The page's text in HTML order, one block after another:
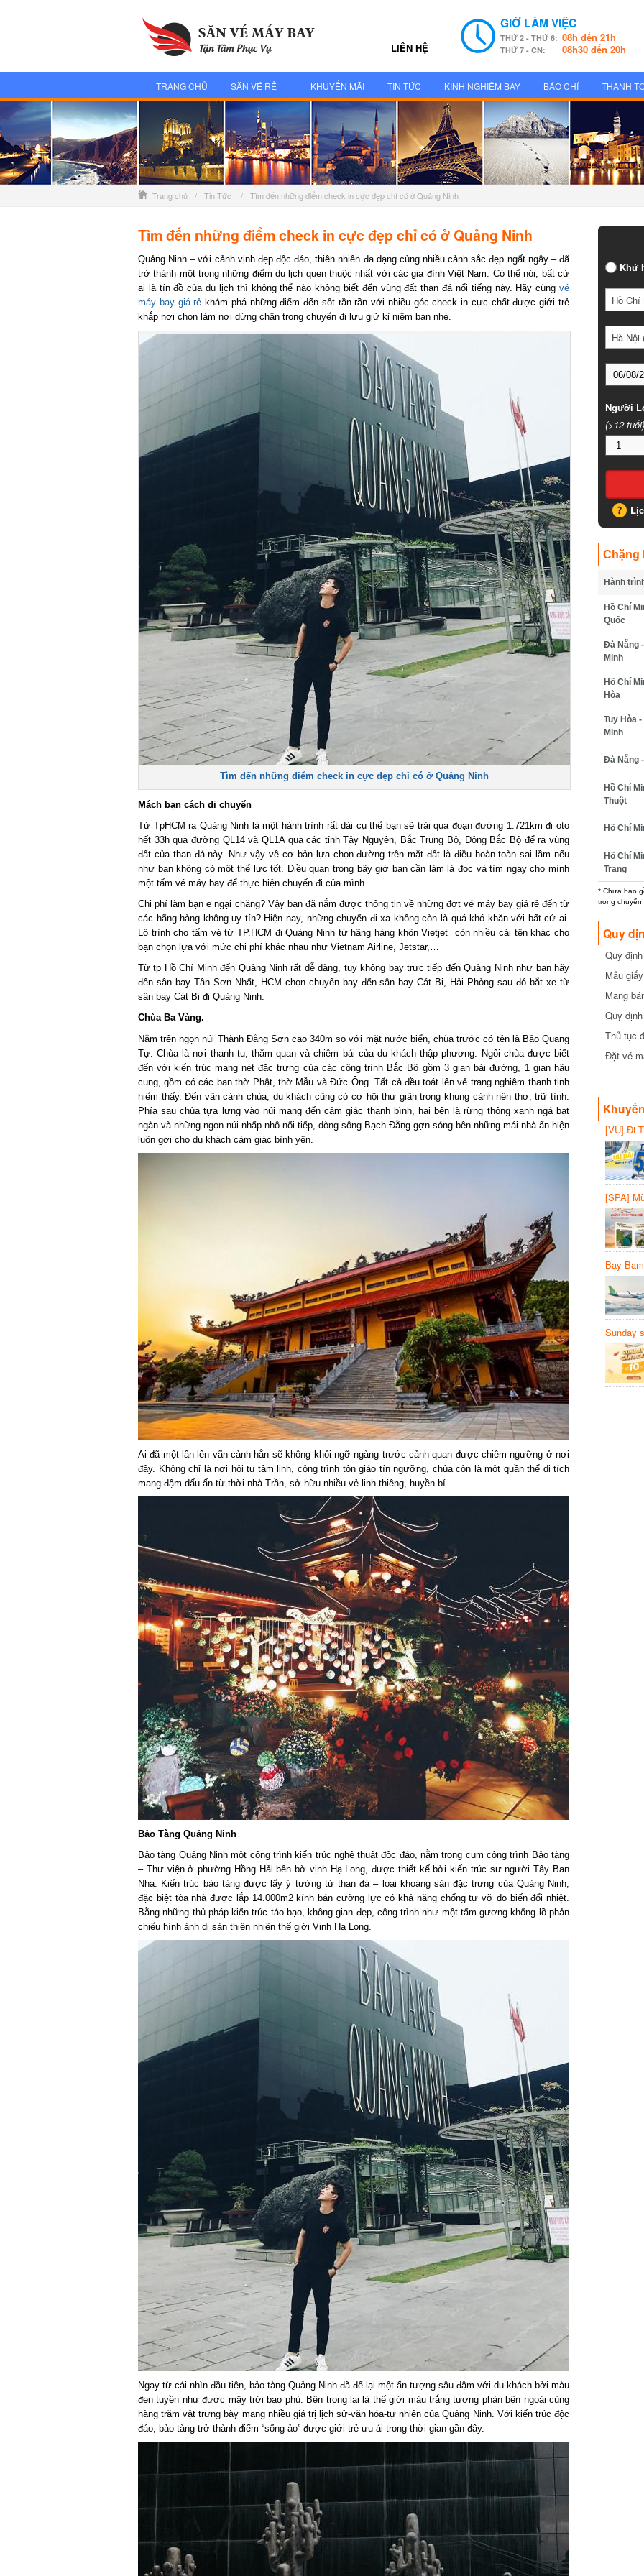
LIÊN HỆ
GIỜ LÀM VIỆC
THỨ 2 - THỨ 6:08h đến 21h
THỨ 7 - CN: 08h30 đến 20h
TRANG CHỦ SĂN VÉ RẺ KHUYẾN MÃI TIN TỨC KINH NGHIỆM BAY BÁO CHÍ THANH
Trang chủ / Tin Tức / Tìm đến những điểm check in cực đẹp chỉ có ở Quảng Ninh
Tìm đến những điểm check in cực đẹp chỉ có ở Quảng Ninh
Quảng Ninh – với cảnh vịnh đẹp độc đáo, thiên nhiên đa dạng cùng nhiều cảnh sắc đẹp ngất ngây – đã
trở thành một trong những điểm du lịch quen thuộc nhất với các gia đình Việt Nam. Có thể nói, bất cứ
ai là tín đồ của du lịch thì không thể nào không biết đến vùng đất than đá nổi tiếng này. Hãy cùngvé
máy bay giá rẻkhám phá những điểm đến sốt rần rần với nhiều góc check in cực chất được giới trẻ
khắp nơi chọn làm nơi dừng chân trong chuyến đi lưu giữ kỉ niệm bạn nhé.
Tìm đến những điểm check in cực đẹp chỉ có ở Quảng Ninh
Mách bạn cách di chuyển
Từ TpHCM ra Quảng Ninh là một hành trình rất dài cụ thể bạn sẽ trải qua đoạn đường 1.721km đi oto
hết 33h qua đường QL14 và QL1A qua các tỉnh Tây Nguyên, Bắc Trung Bộ, Đông Bắc Bộ để ra vùng
đất của than đá này. Như vậy về cơ bản lựa chọn đường trên mặt đất là điều hoàn toàn sai lầm nếu
như bạn không có một thể lực tốt. Điều quan trọng bây giờ bạn cần làm là đọc và tìm ngay cho mình
một tấm vé máy bay để thực hiện chuyến đi của mình.
Chi phí làm bạn e ngại chăng? Vậy bạn đã nắm được thông tin về những đợt vé máy bay giá rẻ đến từ
các hãng hàng không uy tín? Hiện nay, những chuyến đi xa không còn là quá khó khăn với bất cứ ai.
Lộ trình cho tấm vé từ TP.HCM đi Quảng Ninh từ hãng hàng khôn Vietjet còn nhiều cái tên khác cho
bạn chọn lựa với mức chi phí khác nhau như Vietnam Airline, Jetstar,…
Từ tp Hồ Chí Minh đến Quảng Ninh rất dễ dàng, tuy không bay trực tiếp đến Quảng Ninh như bạn hãy
đến sân bay Tân Sơn Nhất, HCM chọn chuyến bay đến sân bay Cát Bi, Hải Phòng sau đó bắt xe từ
sân bay Cát Bi đi Quảng Ninh.
Chùa Ba Vàng.
Nằm trên ngọn núi Thành Đằng Sơn cao 340m so với mặt nước biển, chùa trước có tên là Bảo Quang
Tự. Chùa là nơi thanh tu, thăm quan và chiêm bái của du khách thập phương. Ngôi chùa được biết
đến với kiến trúc mang nét đặc trưng của các công trình Bắc Bộ gồm 3 gian bái đường, 1 gian hậu
cung, gồm có các ban thờ Phật, thờ Mẫu và Đức Ông. Tất cả đều toát lên vẻ trang nghiêm thanh tịnh
hiếm thấy. Đến vãn cảnh chùa, du khách cũng có cơ hội thư giãn trong khung cảnh nên thơ, trữ tình.
Phía sau chùa tựa lưng vào núi mang đến cảm giác thanh bình, hai bên là rừng thông xanh ngá bạt
ngàn và những ngọn núi nhấp nhô nối tiếp, dòng sông Bạch Đằng gợn sóng bên những mái nhà ẩn hiện
luôn gợi cho du khách cảm giác bình yên.
Ai đã một lần lên vãn cảnh hẳn sẽ không khỏi ngỡ ngàng trước cảnh quan được chiêm ngưỡng ở nơi
đây. Không chỉ là nơi hội tụ tâm linh, công trình tôn giáo tín ngưỡng, chùa còn là một quần thể di tích
mang đậm dấu ấn từ thời nhà Trần, sở hữu nhiều vẻ linh thiêng, huyền bí.
Bảo Tàng Quảng Ninh
Bảo tàng Quảng Ninh một công trình kiến trúc nghệ thuật độc đáo, nằm trong cụm công trình Bảo tàng
– Thư viện ở phường Hồng Hải bên bờ vịnh Hạ Long, được thiết kế bởi kiến trúc sư người Tây Ban
Nha. Kiến trúc bảo tàng được lấy ý tưởng từ than đá – loại khoáng sản đặc trưng của Quảng Ninh,
đặc biệt tòa nhà được lắp 14.000m2 kính bán cường lực có khả năng chống tự vỡ do biến đổi nhiệt.
Bằng những thủ pháp kiến trúc táo bạo, không gian đẹp, công trình như một tấm gương khổng lồ phản
chiếu hình ảnh di sản thiên nhiên thế giới Vịnh Hạ Long.
Ngay từ cái nhìn đầu tiên, bảo tàng Quảng Ninh đã để lại một ấn tượng sâu đậm với du khách bởi màu
đen tuyền như được mây trời bao phủ. Bên trong lại là thế giới màu trắng tương phản bên ngoài cùng
hàng trăm vật trưng bày mang nhiều giá trị lịch sử-văn hóa-tự nhiên của Quảng Ninh. Với kiến trúc độc
đáo, bảo tàng trở thành điểm “sống ảo” được giới trẻ ưu ái trong thời gian gần đây.
Khứ
Hồ Chí
Hà Nội
Người
(>12 tuổi)
Chặng
Hành trình*
Hồ Chí
Quốc
Đà Nẵng -
Minh
Hồ Chí
Hòa
Tuy Hòa -
Minh
Đà Nẵng -
Hồ Chí
Thuột
Hồ Chí
Hồ Chí
Trang
* Chưa bao
trong chuyến
Quy
Quy
cần biết
Mẫu
Mang
Quy
Thủ tục
Đặt vé
[VU] Đi
giảm
[SPA]
20%
Bay
Sunday